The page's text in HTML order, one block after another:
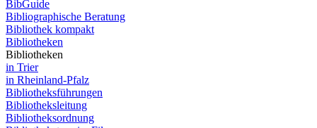
BibGuide
Bibliographische Beratung
Bibliothek kompakt
Bibliotheken
Bibliotheken
in Trier
in Rheinland-Pfalz
Bibliotheksführungen
Bibliotheksleitung
Bibliotheksordnung